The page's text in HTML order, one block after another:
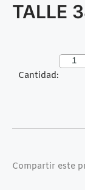
TALLE
Cantidad:
Compartir este